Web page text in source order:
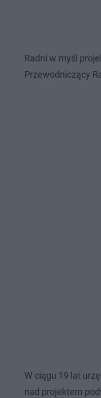
Radni w myśl
Przewodniczący
W ciągu 19 lat
nad projektem